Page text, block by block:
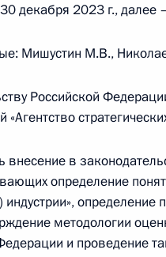
по итогам
года, 17:00
Тверской
года, 13:50
декабря 2023 г., далее
Мишустин М.В.,
Российской
«Агентство
внесение в
определение
определение
методологии
и проведение